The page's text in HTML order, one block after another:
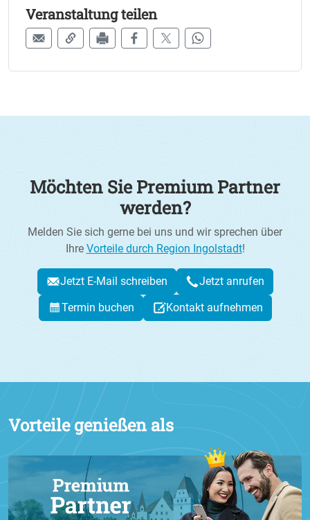
Veranstaltung teilen
Möchten Sie Premium Partner
werden?
Melden Sie sich gerne bei uns und wir sprechen über
Ihre Vorteile durch Region Ingolstadt!
Jetzt E-Mail schreiben
Jetzt anrufen
Termin buchen
Kontakt aufnehmen
Vorteile genießen als